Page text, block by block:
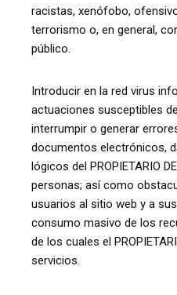
racistas, xenófobo,
terrorismo o, en general,
público.
Introducir en la red virus
actuaciones susceptibles
interrumpir o generar
documentos electrónicos,
lógicos del PROPIETARIO
personas; así como
usuarios al sitio web y a
consumo masivo de los
de los cuales el
servicios.